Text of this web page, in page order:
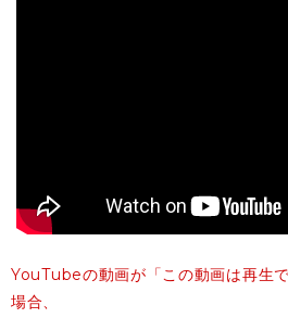
YouTubeの動画が「この動画は再生
場合、